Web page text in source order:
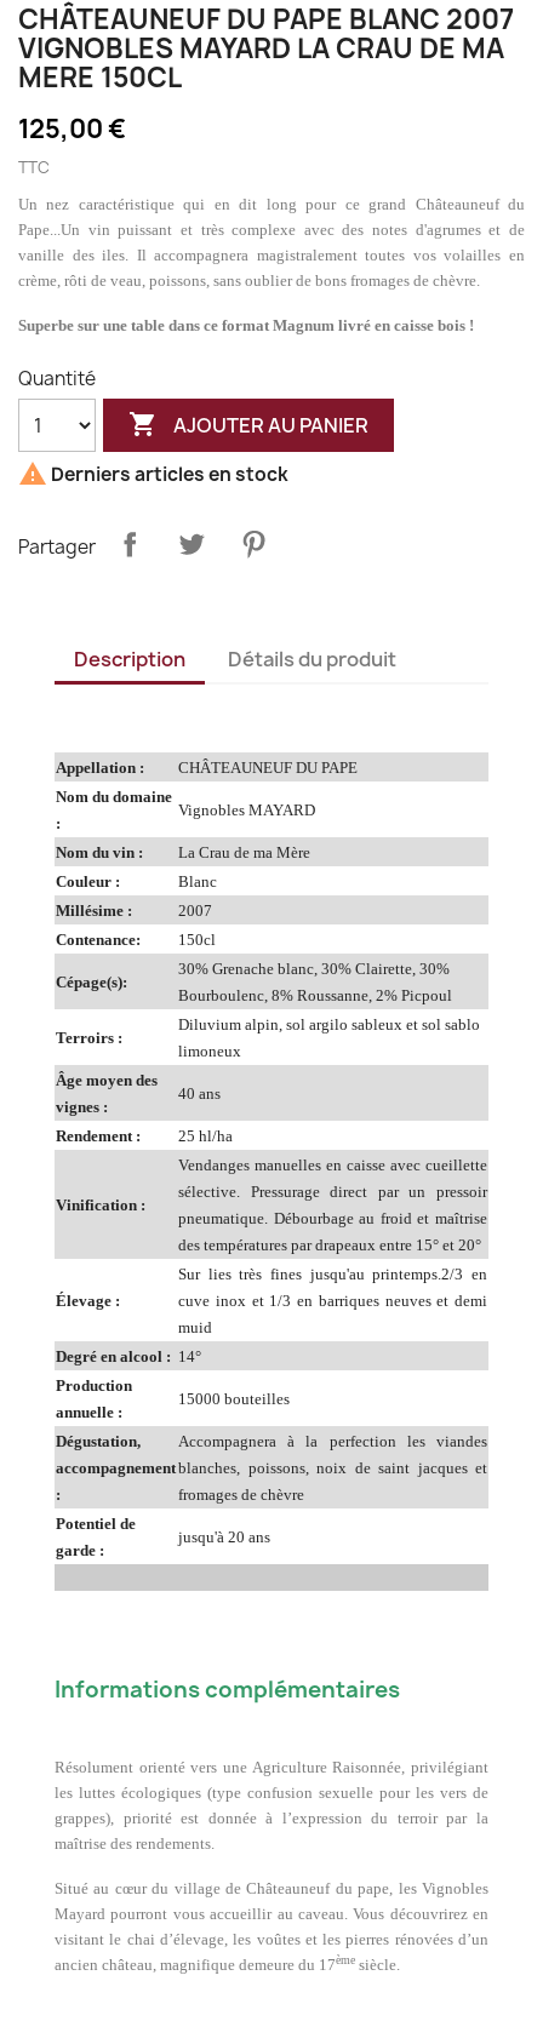
CHÂTEAUNEUF DU PAPE BLANC 2007
VIGNOBLES MAYARD LA CRAU DE MA
MERE 150CL
125,00 €
TTC
Un nez caractéristique qui en dit long pour ce grand Châteauneuf du
Pape...Un vin puissant et très complexe avec des notes d'agrumes et de
vanille des iles. Il accompagnera magistralement toutes vos volailles en
crème, rôti de veau, poissons, sans oublier de bons fromages de chèvre.
Superbe sur une table dans ce format Magnum livré en caisse bois !
Quantité
 AJOUTER AU PANIER
 Derniers articles en stock
Partager
Description Détails du produit
Appellation :
CHÂTEAUNEUF DU PAPE
Nom du domaine
:
Vignobles MAYARD
Nom du vin :
La Crau de ma Mère
Couleur :
Blanc
Millésime :
2007
Contenance:
150cl
Cépage(s):
30% Grenache blanc, 30% Clairette, 30%
Bourboulenc, 8% Roussanne, 2% Picpoul
Terroirs :
Diluvium alpin, sol argilo sableux et sol sablo
limoneux
Âge moyen des
vignes :
40 ans
Rendement : 25 hl/ha
Vinification :
Vendanges manuelles en caisse avec cueillette
sélective. Pressurage direct par un pressoir
pneumatique. Débourbage au froid et maîtrise
des températures par drapeaux entre 15° et 20°
Élevage :
Sur lies très fines jusqu'au printemps.2/3 en
cuve inox et 1/3 en barriques neuves et demi
muid
Degré en alcool : 14°
Production
annuelle :
15000 bouteilles
Dégustation,
accompagnement
:
Accompagnera à la perfection les viandes
blanches, poissons, noix de saint jacques et
fromages de chèvre
Potentiel de
garde :
jusqu'à 20 ans
Informations complémentaires
Résolument orienté vers une Agriculture Raisonnée, privilégiant
les luttes écologiques (type confusion sexuelle pour les vers de
grappes), priorité est donnée à l’expression du terroir par la
maîtrise des rendements.
Situé au cœur du village de Châteauneuf du pape, les Vignobles
Mayard pourront vous accueillir au caveau. Vous découvrirez en
visitant le chai d’élevage, les voûtes et les pierres rénovées d’un
ancien château, magnifique demeure du 17ème siècle.